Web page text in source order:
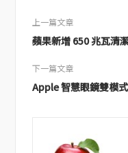
上一篇文章
蘋果新增 650 兆瓦清
下一篇文章
Apple 智慧眼鏡雙模